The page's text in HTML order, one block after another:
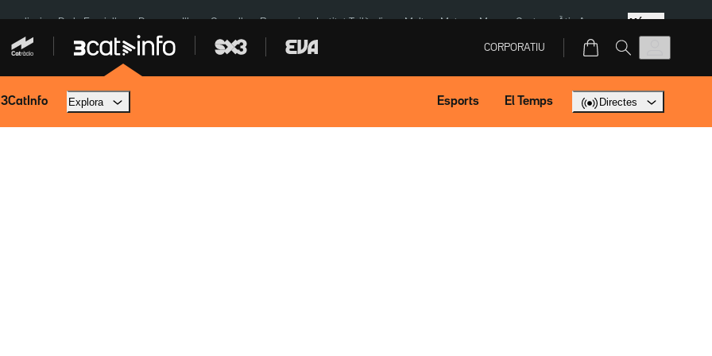
eclipsi De la Espriella Dos anys Illa Granollers Paraguai Institut Tailàndia Multa a Meta Menors Ceuta Àtic Ayuso Més
CORPORATIU
3CatInfo Explora Esports El Temps Directes